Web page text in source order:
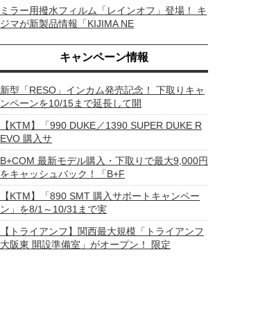
ミラー用撥水フィルム「レインオフ」登場！ キ
ジマが新製品情報「KIJIMA NE
キャンペーン情報
新型「RESO」インカム発売記念！ 下取りキャ
ンペーンを10/15まで延長して開
【KTM】「990 DUKE／1390 SUPER DUKE R
EVO 購入サ
B+COM 最新モデル購入・下取りで最大9,000円
をキャッシュバック！「B+F
【KTM】「890 SMT 購入サポートキャンペー
ン」を8/1～10/31まで実
【トライアンフ】関西最大規模「トライアンフ
大阪東 開設準備室」がオープン！ 限定